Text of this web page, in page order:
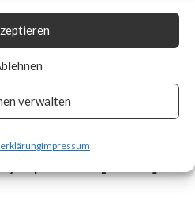
verwalten
Impressum
in the
Labs strongly
to apply
as they are